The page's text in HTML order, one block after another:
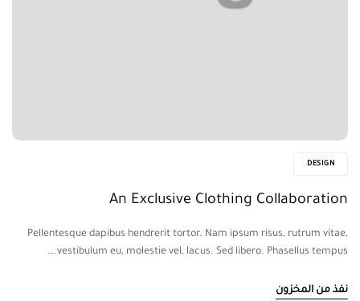
DESIGN
An Exclusive Clothing Collaboration
Pellentesque dapibus hendrerit tortor. Nam ipsum risus, rutrum vitae,
vestibulum eu, molestie vel, lacus. Sed libero. Phasellus tempus.…
نفذ من المخزون